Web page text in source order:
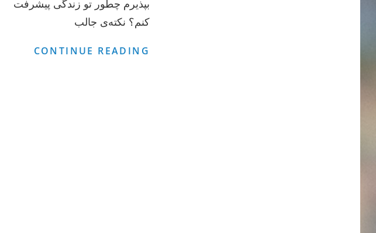
بپذیرم چطور تو زندگی‌ پیشرفت
کنم؟ نکته‌ی جالب
CONTINUE READING